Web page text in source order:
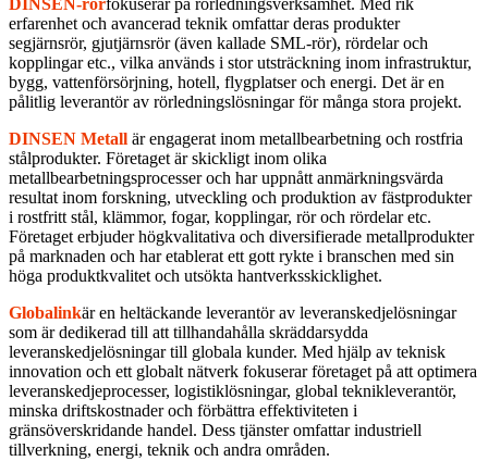
DINSEN-rörfokuserar på rörledningsverksamhet. Med rik
erfarenhet och avancerad teknik omfattar deras produkter
segjärnsrör, gjutjärnsrör (även kallade SML-rör), rördelar och
kopplingar etc., vilka används i stor utsträckning inom infrastruktur,
bygg, vattenförsörjning, hotell, flygplatser och energi. Det är en
pålitlig leverantör av rörledningslösningar för många stora projekt.
DINSEN Metall är engagerat inom metallbearbetning och rostfria
stålprodukter. Företaget är skickligt inom olika
metallbearbetningsprocesser och har uppnått anmärkningsvärda
resultat inom forskning, utveckling och produktion av fästprodukter
i rostfritt stål, klämmor, fogar, kopplingar, rör och rördelar etc.
Företaget erbjuder högkvalitativa och diversifierade metallprodukter
på marknaden och har etablerat ett gott rykte i branschen med sin
höga produktkvalitet och utsökta hantverksskicklighet.
Globalinkär en heltäckande leverantör av leveranskedjelösningar
som är dedikerad till att tillhandahålla skräddarsydda
leveranskedjelösningar till globala kunder. Med hjälp av teknisk
innovation och ett globalt nätverk fokuserar företaget på att optimera
leveranskedjeprocesser, logistiklösningar, global teknikleverantör,
minska driftskostnader och förbättra effektiviteten i
gränsöverskridande handel. Dess tjänster omfattar industriell
tillverkning, energi, teknik och andra områden.